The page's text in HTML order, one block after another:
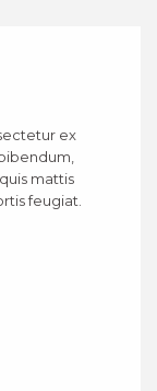
ex
mattis
feugiat.